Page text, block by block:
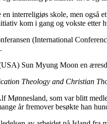
interreligiøs skole, men også
kom i gang og vokste etter
(International
Sun Myung Moon en
Theology and Christian
som var blitt
år fremover besøkte han